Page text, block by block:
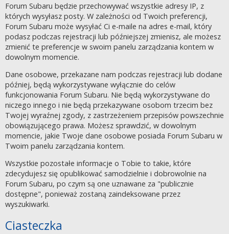
Forum Subaru będzie przechowywać wszystkie adresy IP, z
których wysyłasz posty. W zależności od Twoich preferencji,
Forum Subaru może wysyłać Ci e-maile na adres e-mail, który
podasz podczas rejestracji lub późniejszej zmienisz, ale możesz
zmienić te preferencje w swoim panelu zarządzania kontem w
dowolnym momencie.
Dane osobowe, przekazane nam podczas rejestracji lub dodane
później, będą wykorzystywane wyłącznie do celów
funkcjonowania Forum Subaru. Nie będą wykorzystywane do
niczego innego i nie będą przekazywane osobom trzecim bez
Twojej wyraźnej zgody, z zastrzeżeniem przepisów powszechnie
obowiązującego prawa. Możesz sprawdzić, w dowolnym
momencie, jakie Twoje dane osobowe posiada Forum Subaru w
Twoim panelu zarządzania kontem.
Wszystkie pozostałe informacje o Tobie to takie, które
zdecydujesz się opublikować samodzielnie i dobrowolnie na
Forum Subaru, po czym są one uznawane za "publicznie
dostępne", ponieważ zostaną zaindeksowane przez
wyszukiwarki.
Ciasteczka